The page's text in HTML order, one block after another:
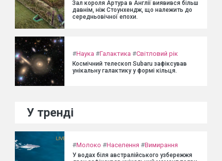
Зал короля Артура в Англії виявився більш
давнім, ніж Стоунхендж, що належить до
середньовічної епохи.
#Наука #Галактика #Світловий рік
Космічний телескоп Subaru зафіксував
унікальну галактику у формі кільця.
У тренді
#Молоко #Населення #Вимирання
У водах біля австралійського узбережжя